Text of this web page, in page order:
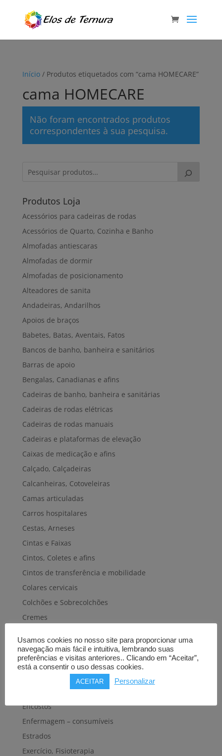
Início/ Produtos etiquetados com “cama HOMECARE”
cama HOMECARE
Não foram encontrados produtos
correspondentes à sua pesquisa.
Produtos Loja
Acessórios para cadeiras de rodas
Acessórios de Quarto, Cozinha e Banho
Almofadas antiescaras
Almofadas de dormir
Almofadas de posicionamento
Alteadores de sanita
Andadeiras, Andarilhos
Apoios de braços
Babetes, Batas, Aventais, Fatos
Bancos de banho, banheira e sanitários
Barras de apoio
Bengalas, Canadianas e afins
Cadeiras de banho, banheira e sanitárias
Cadeiras de rodas elétricas
Cadeiras de rodas manuais
Cadeiras e plataformas de elevação
Caixas de medicação e afins
Calçado, Calçadeiras
Calcanheiras, Cotoveleiras
Camas articuladas
Carros hospitalares
Cestas, Arneses
Cintas e Faixas
Cintos, Coletes e afins
Cintos de transferência e mobilidade
Colares cervicais
Colchões e Sobrecolchões
Cremes
Cuidados pele e cabelo
Discos e almofadas giratórios
Dispositivos eletrónicos
Elevadores de banho
Encostos
Enfermagem – consumíveis
Estrados
Exercício, Fisioterapia
Usamos cookies no nosso site para proporcionar uma
navegação mais fácil e intuitiva, lembrando suas
preferências e visitas anteriores.. Clicando em “Aceitar”,
está a consentir o uso dessas cookies.
ACEITAR Personalizar